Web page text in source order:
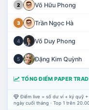
2 Võ Hữu Phong
3 Trần Ngọc Hà
4 Võ Duy Phong
5 Đặng Kim Quỳnh
TỔNG ĐIỂM PAPER
Điểm live = số dư ví + ký quỹ +
ngày cuối tháng · Top 1 trên